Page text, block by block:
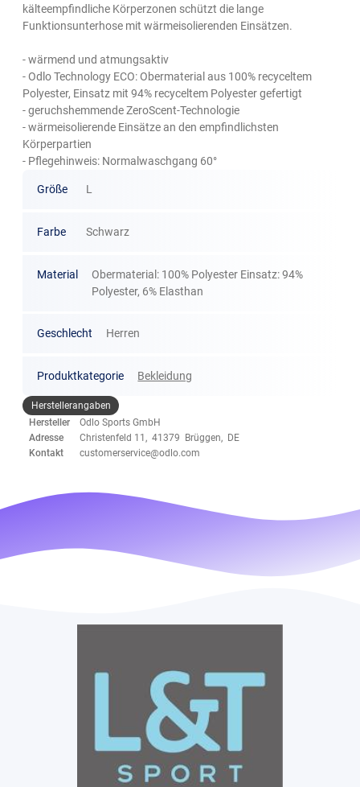
kälteempfindliche Körperzonen schützt die lange
Funktionsunterhose mit wärmeisolierenden Einsätzen.
- wärmend und atmungsaktiv
- Odlo Technology ECO: Obermaterial aus 100% recyceltem
Polyester, Einsatz mit 94% recyceltem Polyester gefertigt
- geruchshemmende ZeroScent-Technologie
- wärmeisolierende Einsätze an den empfindlichsten
Körperpartien
- Pflegehinweis: Normalwaschgang 60°
Größe L
Farbe Schwarz
Material
Obermaterial: 100% Polyester Einsatz: 94%
Polyester, 6% Elasthan
Geschlecht Herren
Produktkategorie Bekleidung
Herstellerangaben
Hersteller
Odlo Sports GmbH
Adresse
Christenfeld 11, 41379 Brüggen, DE
Kontakt
customerservice@odlo.com